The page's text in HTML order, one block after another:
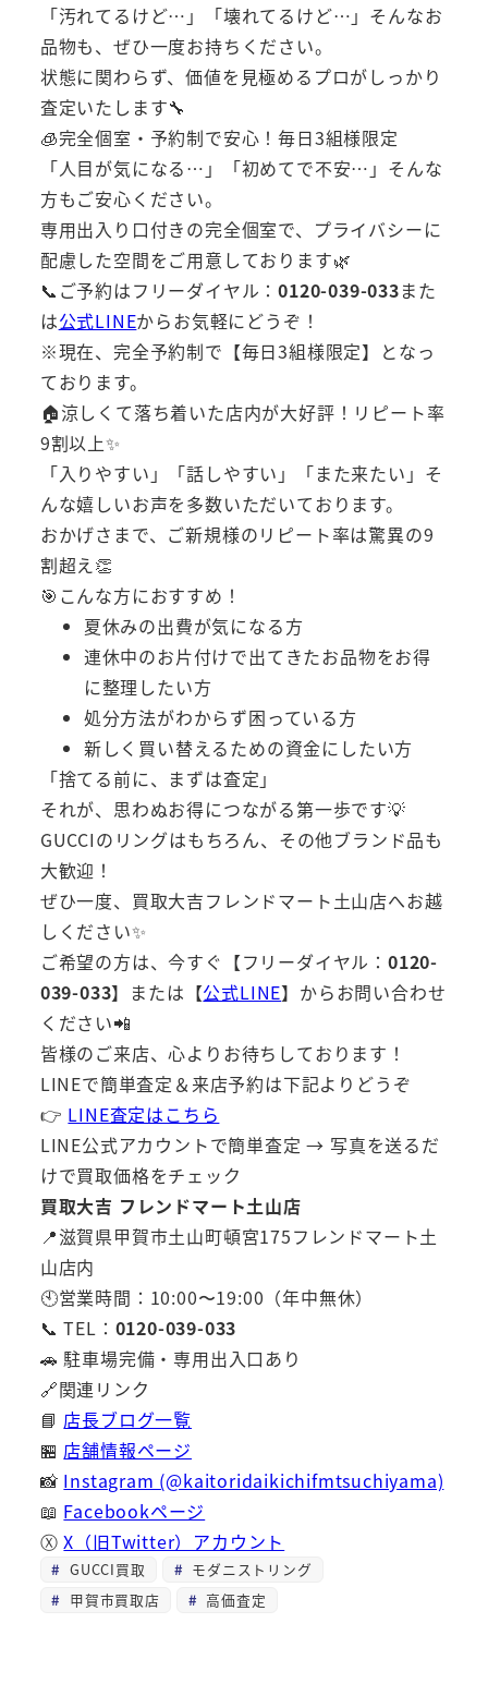
「汚れてるけど…」「壊れてるけど…」そんなお
品物も、ぜひ一度お持ちください。
状態に関わらず、価値を見極めるプロがしっかり
査定いたします🔧
🧊完全個室・予約制で安心！毎日3組様限定
「人目が気になる…」「初めてで不安…」そんな
方もご安心ください。
専用出入り口付きの完全個室で、プライバシーに
配慮した空間をご用意しております🌿
📞ご予約はフリーダイヤル：0120-039-033また
は公式LINEからお気軽にどうぞ！
※現在、完全予約制で【毎日3組様限定】となっ
ております。
🏠涼しくて落ち着いた店内が大好評！リピート率
9割以上✨
「入りやすい」「話しやすい」「また来たい」そ
んな嬉しいお声を多数いただいております。
おかげさまで、ご新規様のリピート率は驚異の9
割超え👏
🎯こんな方におすすめ！
夏休みの出費が気になる方
連休中のお片付けで出てきたお品物をお得
に整理したい方
処分方法がわからず困っている方
新しく買い替えるための資金にしたい方
「捨てる前に、まずは査定」
それが、思わぬお得につながる第一歩です💡
GUCCIのリングはもちろん、その他ブランド品も
大歓迎！
ぜひ一度、買取大吉フレンドマート土山店へお越
しください✨
ご希望の方は、今すぐ【フリーダイヤル： 0120-
039-033】または【公式LINE】からお問い合わせ
ください📲
皆様のご来店、心よりお待ちしております！
LINEで簡単査定＆来店予約は下記よりどうぞ
👉 LINE査定はこちら
LINE公式アカウントで簡単査定 → 写真を送るだ
けで買取価格をチェック
買取大吉 フレンドマート土山店
📍滋賀県甲賀市土山町頓宮175フレンドマート土
山店内
🕙営業時間：10:00〜19:00（年中無休）
📞 TEL： 0120-039-033
🚗 駐車場完備・専用出入口あり
🔗関連リンク
📘 店長ブログ一覧
🏪 店舗情報ページ
📸 Instagram (@kaitoridaikichifmtsuchiyama)
📖 Facebookページ
ⓍX（旧Twitter）アカウント
GUCCI買取
モダニストリング
甲賀市買取店
高価査定